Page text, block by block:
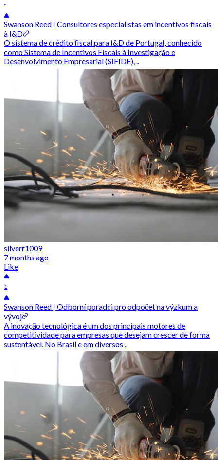
-
Swanson Reed | Consultores especialistas em incentivos fiscais
à I&D
O sistema de crédito fiscal para I&D de Portugal, conhecido
como Sistema de Incentivos Fiscais à Investigação e
Desenvolvimento Empresarial (SIFIDE), ..
silverr1009
7 months ago
Like
1
Swanson Reed | Odborní poradci pro odpočet na výzkum a
vývoj
A inovação tecnológica é um dos principais motores de
competitividade para empresas que desejam crescer de forma
sustentável. No Brasil e em diversos ..